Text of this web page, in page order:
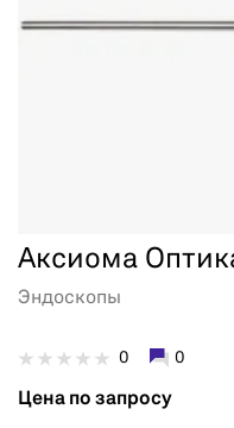
Аксиома
Эндоскопы
0 0
Цена по запросу